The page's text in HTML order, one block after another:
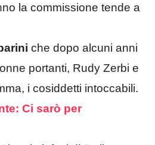
la commissione tende a
che dopo alcuni anni
portanti, Rudy Zerbi e
i cosiddetti intoccabili.
Ci sarò per